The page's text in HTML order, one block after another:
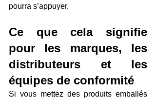
pourra s’appuyer.
Ce que cela signifie
pour les marques, les
distributeurs et les
équipes de conformité
Si vous mettez des produits emballés